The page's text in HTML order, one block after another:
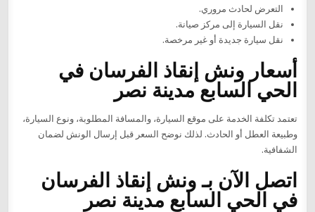
التعرض لحادث مروري.
نقل السيارة إلى مركز صيانة.
نقل سيارة جديدة أو غير مرخصة.
أسعار ونش إنقاذ الفرسان في
الحي السابع مدينة نصر
تعتمد تكلفة الخدمة على موقع السيارة، والمسافة المطلوبة، ونوع السيارة،
وطبيعة العطل أو الحادث. لذلك نوضح السعر قبل إرسال الونش لضمان
الشفافية.
اتصل الآن بـ ونش إنقاذ الفرسان
في الحي السابع مدينة نصر